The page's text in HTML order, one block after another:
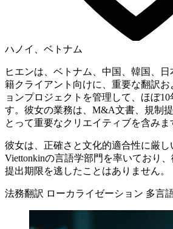
ハノイ、ベトナム
ヒエンは、ベトナム、中国、韓国、
籍クライアント向けに、重要な翻訳
ョンプロジェクトを管理して、ほぼ
す。彼女の業務は、M&A文書、規制
とって重要なクリエイティブを含みま
彼女は、正確さと文化的適合性に厳し
Viettonkinの言語学部門を率いており
提出期限を逃したことはありません。
法務翻訳 ローカライゼーション 多言